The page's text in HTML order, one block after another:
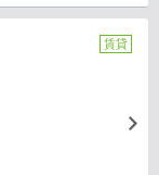
賃貸